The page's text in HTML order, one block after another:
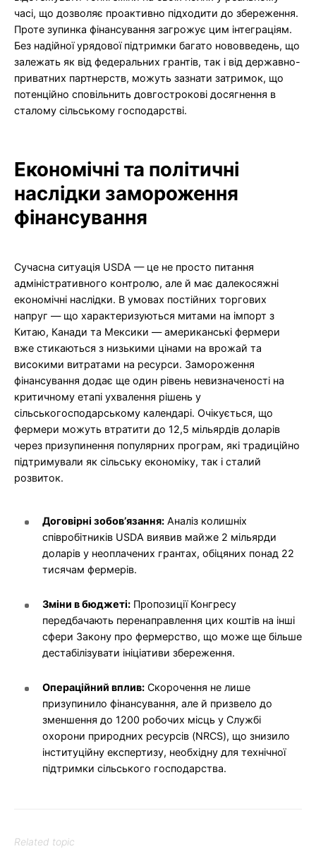
часі, що дозволяє проактивно підходити до збереження.
Проте зупинка фінансування загрожує цим інтеграціям.
Без надійної урядової підтримки багато нововведень, що
залежать як від федеральних грантів, так і від державно-
приватних партнерств, можуть зазнати затримок, що
потенційно сповільнить довгострокові досягнення в
сталому сільському господарстві.
Економічні та політичні
наслідки замороження
фінансування
Сучасна ситуація USDA — це не просто питання
адміністративного контролю, але й має далекосяжні
економічні наслідки. В умовах постійних торгових
напруг — що характеризуються митами на імпорт з
Китаю, Канади та Мексики — американські фермери
вже стикаються з низькими цінами на врожай та
високими витратами на ресурси. Замороження
фінансування додає ще один рівень невизначеності на
критичному етапі ухвалення рішень у
сільськогосподарському календарі. Очікується, що
фермери можуть втратити до 12,5 мільярдів доларів
через призупинення популярних програм, які традиційно
підтримували як сільську економіку, так і сталий
розвиток.
Договірні зобов’язання: Аналіз колишніх
співробітників USDA виявив майже 2 мільярди
доларів у неоплачених грантах, обіцяних понад 22
тисячам фермерів.
Зміни в бюджеті: Пропозиції Конгресу
передбачають перенаправлення цих коштів на інші
сфери Закону про фермерство, що може ще більше
дестабілізувати ініціативи збереження.
Операційний вплив: Скорочення не лише
призупинило фінансування, але й призвело до
зменшення до 1200 робочих місць у Службі
охорони природних ресурсів (NRCS), що знизило
інституційну експертизу, необхідну для технічної
підтримки сільського господарства.
Related topic